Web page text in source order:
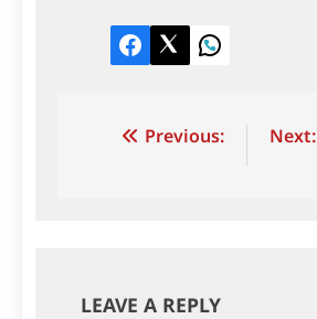
Facebook
TwitterLinkedIn
Post Previous: Next:
LEAVE A REPLY